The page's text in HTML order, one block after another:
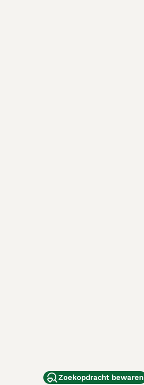
Zoekopdracht bewaren